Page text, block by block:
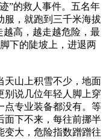
”的救人事件。五名年
服，就跑到三千米海拔
越高，越走越危险，最
下的陡坡上，进退两
天山上积雪不少，地面
别说几位年轻人脚上穿
点专业装备都没有。等
面下不来，每往前挪半
变大，危险指数蹭蹭往